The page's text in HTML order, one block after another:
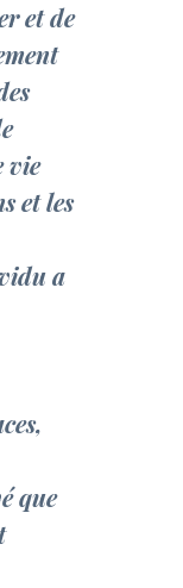
et de
vie
et les
a
que